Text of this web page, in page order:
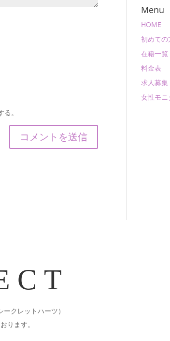
。
Menu
HOME
初めての
在籍一覧
料金表
求人募集
女性モ
ークレットハーツ）
ります。